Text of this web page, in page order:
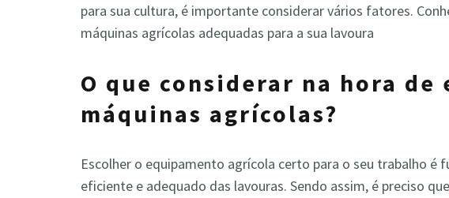
para sua cultura, é importante considerar vários fatores.
máquinas agrícolas adequadas para a sua lavoura
O que considerar na hora de
máquinas agrícolas?
Escolher o equipamento agrícola certo para o seu trabalho é
eficiente e adequado das lavouras. Sendo assim, é preciso